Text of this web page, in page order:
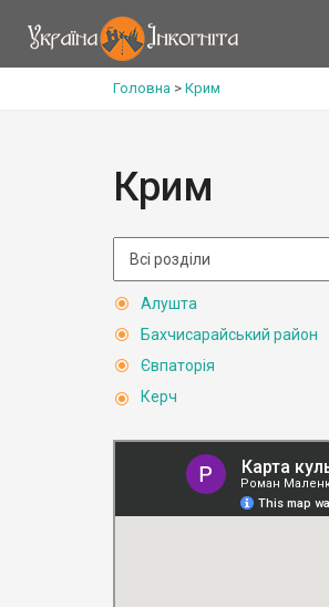
Головна > Крим
Крим
Алушта
Бахчисарайський район
Євпаторія
Керч